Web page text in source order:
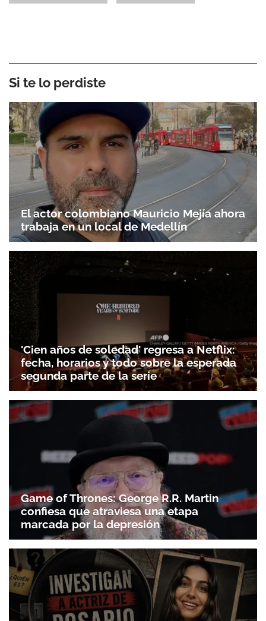
Si te lo perdiste
El actor colombiano Mauricio Mejía ahora
trabaja en un local de Medellín
'Cien años de soledad' regresa a Netflix:
fecha, horarios y todo sobre la esperada
segunda parte de la serie
Game of Thrones: George R.R. Martin
confiesa que atraviesa una etapa
marcada por la depresión